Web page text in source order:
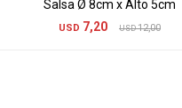
Salsa Ø 8cm x Alto 5cm
USD 7,20 USD 12,00